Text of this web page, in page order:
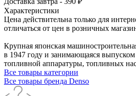
Характеристики
Цена действительна только для
отличаться от цен в розничных
Крупная японская
в 1947 году и занимающаяся
топливной аппаратуры, топливных
Все товары категории
Все товары бренда Denso